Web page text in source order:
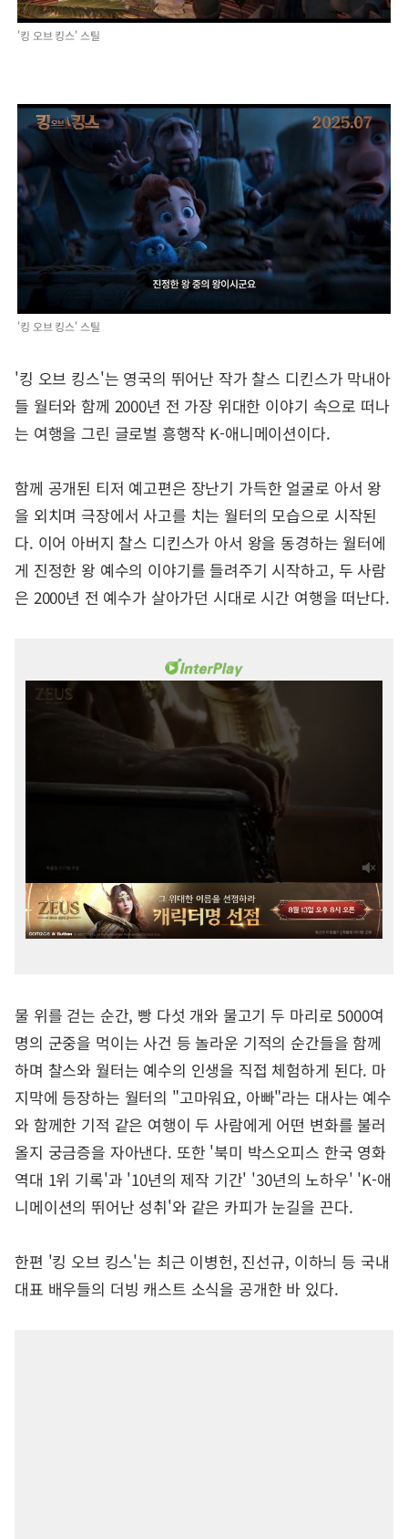
'킹 오브 킹스' 스틸
'킹 오브 킹스' 스틸
'킹 오브 킹스'는 영국의 뛰어난 작가 찰스 디킨스가 막내아
들 월터와 함께 2000년 전 가장 위대한 이야기 속으로 떠나
는 여행을 그린 글로벌 흥행작 K-애니메이션이다.
함께 공개된 티저 예고편은 장난기 가득한 얼굴로 아서 왕
을 외치며 극장에서 사고를 치는 월터의 모습으로 시작된
다. 이어 아버지 찰스 디킨스가 아서 왕을 동경하는 월터에
게 진정한 왕 예수의 이야기를 들려주기 시작하고, 두 사람
은 2000년 전 예수가 살아가던 시대로 시간 여행을 떠난다.
물 위를 걷는 순간, 빵 다섯 개와 물고기 두 마리로 5000여
명의 군중을 먹이는 사건 등 놀라운 기적의 순간들을 함께
하며 찰스와 월터는 예수의 인생을 직접 체험하게 된다. 마
지막에 등장하는 월터의 "고마워요, 아빠"라는 대사는 예수
와 함께한 기적 같은 여행이 두 사람에게 어떤 변화를 불러
올지 궁금증을 자아낸다. 또한 '북미 박스오피스 한국 영화
역대 1위 기록'과 '10년의 제작 기간' '30년의 노하우' 'K-애
니메이션의 뛰어난 성취'와 같은 카피가 눈길을 끈다.
한편 '킹 오브 킹스'는 최근 이병헌, 진선규, 이하늬 등 국내
대표 배우들의 더빙 캐스트 소식을 공개한 바 있다.